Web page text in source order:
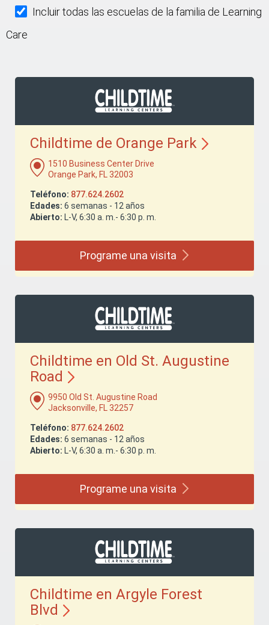
Incluir todas las escuelas de la familia de Learning
Care
Childtime de Orange Park
1510 Business Center Drive
Orange Park, FL 32003
Teléfono: 877.624.2602
Edades: 6 semanas - 12 años
Abierto: L-V, 6:30 a. m.- 6:30 p. m.
Programe una visita
Childtime en Old St. Augustine
Road
9950 Old St. Augustine Road
Jacksonville, FL 32257
Teléfono: 877.624.2602
Edades: 6 semanas - 12 años
Abierto: L-V, 6:30 a. m.- 6:30 p. m.
Programe una visita
Childtime en Argyle Forest
Blvd